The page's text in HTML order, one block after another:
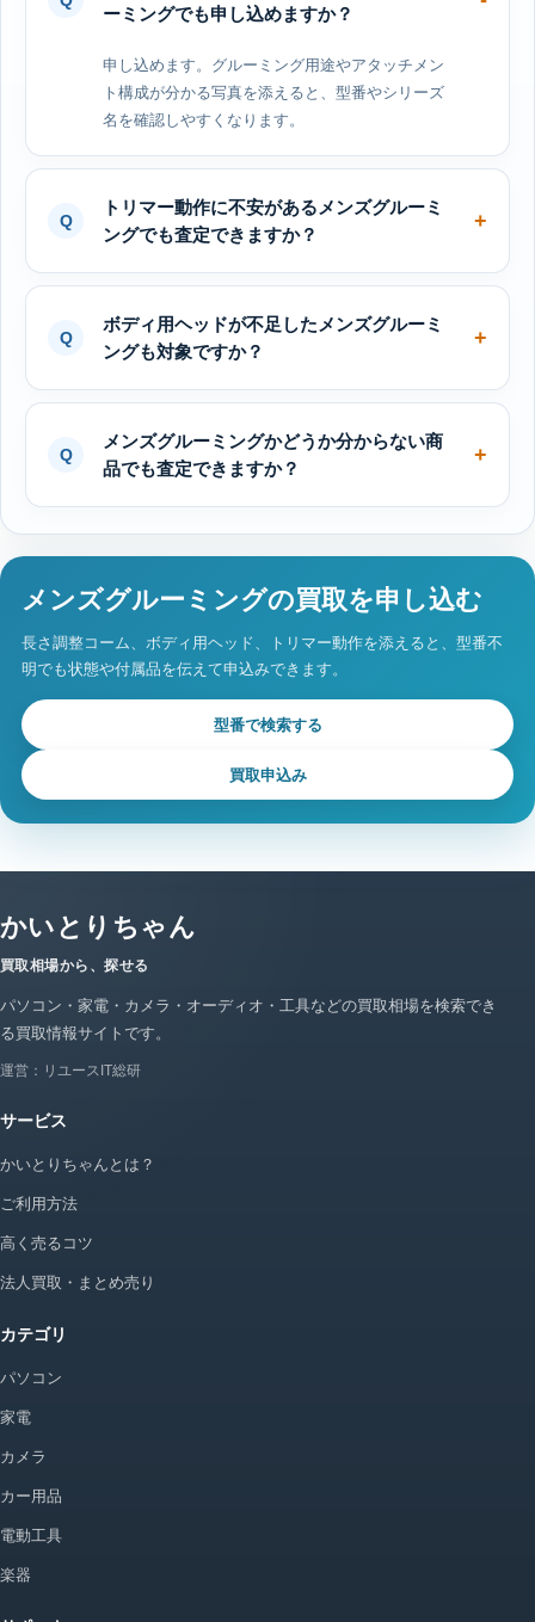
ーミングでも申し込めますか？
申し込めます。グルーミング用途やアタッチメン
ト構成が分かる写真を添えると、型番やシリーズ
名を確認しやすくなります。
トリマー動作に不安があるメンズグルーミ
ングでも査定できますか？
ボディ用ヘッドが不足したメンズグルーミ
ングも対象ですか？
メンズグルーミングかどうか分からない商
品でも査定できますか？
メンズグルーミングの買取を申し込む
長さ調整コーム、ボディ用ヘッド、トリマー動作を添えると、型番不
明でも状態や付属品を伝えて申込みできます。
型番で検索する
買取申込み
かいとりちゃん
買取相場から、探せる
パソコン・家電・カメラ・オーディオ・工具などの買取相場を検索でき
る買取情報サイトです。
運営：リユースIT総研
サービス
かいとりちゃんとは？
ご利用方法
高く売るコツ
法人買取・まとめ売り
カテゴリ
パソコン
家電
カメラ
カー用品
電動工具
楽器